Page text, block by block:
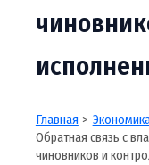
Главная
Обратная связь с
чиновников и